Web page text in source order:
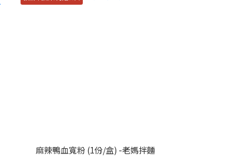
麻辣鴨血寬粉 (1份/盒) -老媽拌麵